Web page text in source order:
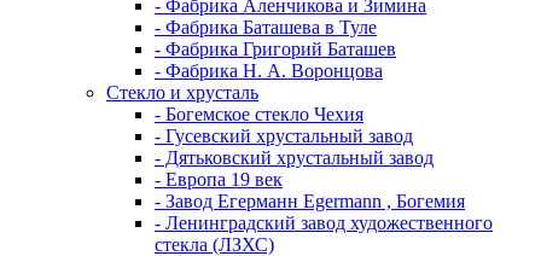
- Фабрика Аленчикова и Зимина
- Фабрика Баташева в Туле
- Фабрика Григорий Баташев
- Фабрика Н. А. Воронцова
Стекло и хрусталь
- Богемское стекло Чехия
- Гусевский хрустальный завод
- Дятьковский хрустальный завод
- Европа 19 век
- Завод Егерманн Egermann , Богемия
- Ленинградский завод художественного
стекла (ЛЗХС)